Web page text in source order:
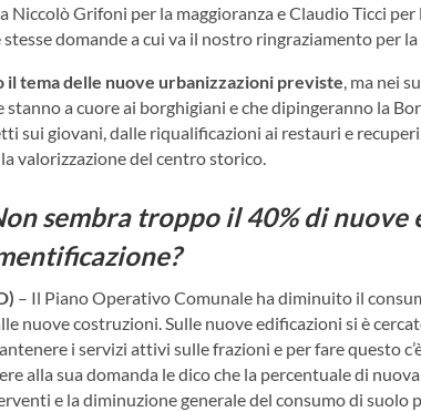
Niccolò Grifoni per la maggioranza e Claudio Ticci
domande a cui va il nostro ringraziamento per
tema delle nuove urbanizzazioni previste , ma nei
a cuore ai borghigiani e che dipingeranno la
sui giovani, dalle riqualificazioni ai restauri e
valorizzazione del centro storico.
sembra troppo il 40% di nuove
– Il Piano Operativo Comunale ha diminuito il
nuove costruzioni. Sulle nuove edificazioni si è
i servizi attivi sulle frazioni e per fare questo
alla sua domanda le dico che la percentuale di
e la diminuzione generale del consumo di suolo